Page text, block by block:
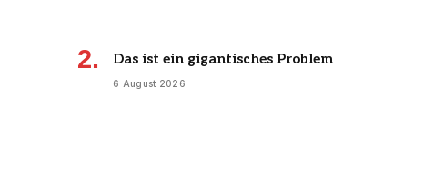
Das ist ein gigantisches Problem
6 August 2026